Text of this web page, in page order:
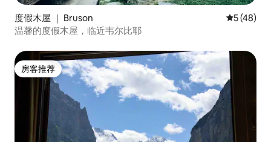
度假木屋 ｜ Bruson 平均评分
5 (48)
温馨的度假木屋，临近韦尔比耶
房客推荐
房客推荐